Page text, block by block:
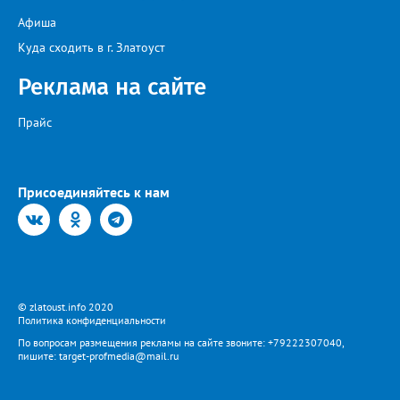
пресечения в виде заключения под стражу.
Афиша
Куда сходить в г. Златоуст
Реклама на сайте
Прайс
Присоединяйтесь к нам
© zlatoust.info 2020
Политика конфиденциальности
По вопросам размещения рекламы на сайте звоните: +79222307040,
пишите: target-profmedia@mail.ru